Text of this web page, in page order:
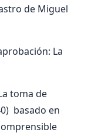
de Miguel
La
toma de
basado en